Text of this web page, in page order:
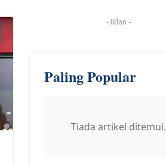
- Iklan -
Paling Popular
Tiada artikel ditemui.